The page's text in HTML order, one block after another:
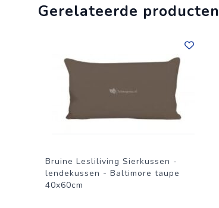
Gerelateerde producten
Bruine Lesliliving Sierkussen -
lendekussen - Baltimore taupe
40x60cm